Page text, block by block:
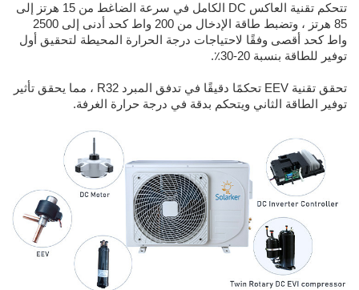
تتحكم تقنية العاكس DC الكامل في سرعة الضاغط من 15 هرتز إلى
85 هرتز ، وتضبط طاقة الإدخال من 200 واط كحد أدنى إلى 2500
واط كحد أقصى وفقًا لاحتياجات درجة الحرارة المحيطة لتحقيق أول
توفير للطاقة بنسبة 20-30٪.
تحقق تقنية EEV تحكمًا دقيقًا في تدفق المبرد R32 ، مما يحقق تأثير
توفير الطاقة الثاني ويتحكم بدقة في درجة حرارة الغرفة.